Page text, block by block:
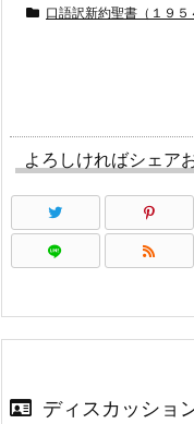
口語訳新約聖書（１９５
よろしければシェア
ディスカッショ